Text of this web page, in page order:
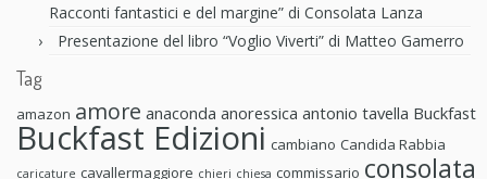
Racconti fantastici e del margine” di Consolata Lanza
Presentazione del libro “Voglio Viverti” di Matteo Gamerro
Tag
amazon amore anaconda anoressica antonio tavella Buckfast
Buckfast Edizioni cambiano Candida Rabbia
caricature cavallermaggiore chieri chiesa commissario consolata